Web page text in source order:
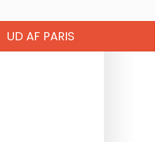
UD AF PARIS